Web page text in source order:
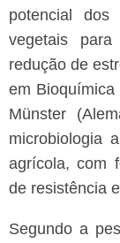
potencial
vegetais
redução de
em
Münster
microbiologia
agrícola, com
de resistência
Segundo a